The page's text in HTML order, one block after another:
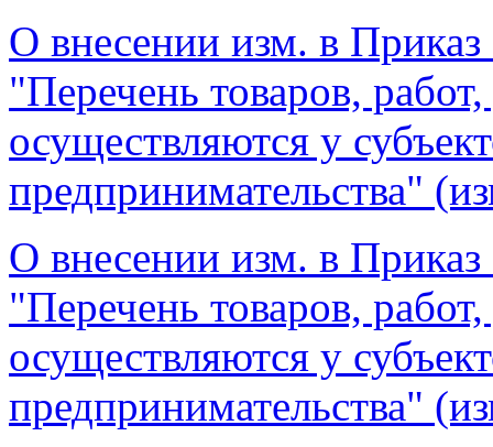
О внесении изм. в
"Перечень товаров,
осуществляются у
предпринимательства"
О внесении изм. в
"Перечень товаров,
осуществляются у
предпринимательства"